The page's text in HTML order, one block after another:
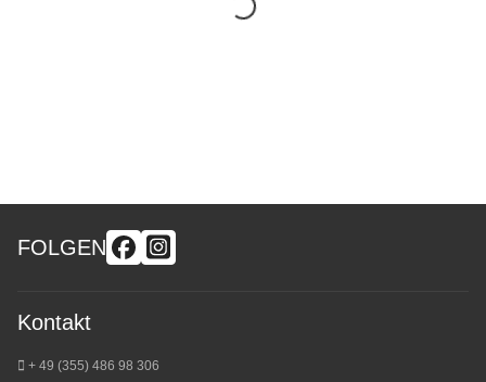
FOLGEN
Kontakt
+ 49 (355) 486 98 306